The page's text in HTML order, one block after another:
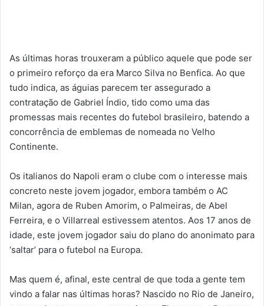
As últimas horas trouxeram a público aquele que pode ser
o primeiro reforço da era Marco Silva no Benfica. Ao que
tudo indica, as águias parecem ter assegurado a
contratação de Gabriel Índio, tido como uma das
promessas mais recentes do futebol brasileiro, batendo a
concorrência de emblemas de nomeada no Velho
Continente.
Os italianos do Napoli eram o clube com o interesse mais
concreto neste jovem jogador, embora também o AC
Milan, agora de Ruben Amorim, o Palmeiras, de Abel
Ferreira, e o Villarreal estivessem atentos. Aos 17 anos de
idade, este jovem jogador saiu do plano do anonimato para
‘saltar’ para o futebol na Europa.
Mas quem é, afinal, este central de que toda a gente tem
vindo a falar nas últimas horas? Nascido no Rio de Janeiro,